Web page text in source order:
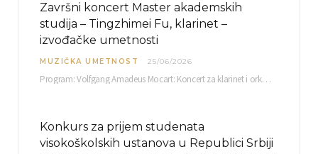
Završni koncert Master akademskih
studija – Tingzhimei Fu, klarinet –
izvođačke umetnosti
MUZIČKA UMETNOST 25/06/2026
Program: Volfgang Amadeus Mocart: Koncert za klarinet i orkestar, A-dur Mentor Miloš Mijatović, redovni profesor…
Konkurs za prijem studenata
visokoškolskih ustanova u Republici Srbiji